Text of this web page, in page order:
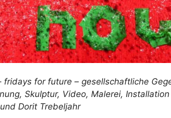
fridays for future – gesellschaftliche
Skulptur, Video, Malerei,
Dorit Trebeljahr